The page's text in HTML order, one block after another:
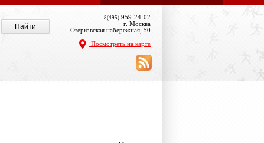
8(495) 959-24-02
г. Москва
Озерковская набережная, 50
Посмотреть на карте